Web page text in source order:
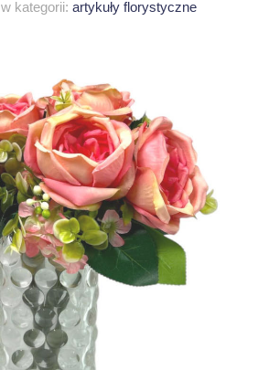
w kategorii: artykuły florystyczne